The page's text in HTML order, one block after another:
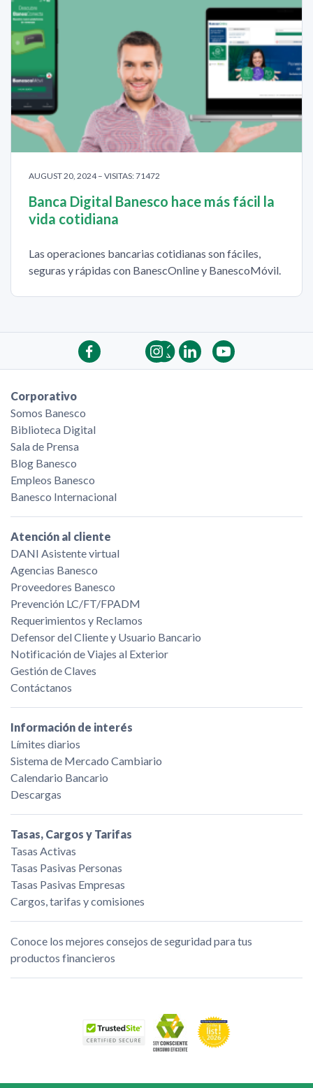
AUGUST 20, 2024 – VISITAS: 71472
Banca Digital Banesco hace más fácil la
vida cotidiana
Las operaciones bancarias cotidianas son fáciles,
seguras y rápidas con BanescOnline y BanescoMóvil.
Corporativo
Somos Banesco
Biblioteca Digital
Sala de Prensa
Blog Banesco
Empleos Banesco
Banesco Internacional
Atención al cliente
DANI Asistente virtual
Agencias Banesco
Proveedores Banesco
Prevención LC/FT/FPADM
Requerimientos y Reclamos
Defensor del Cliente y Usuario Bancario
Notificación de Viajes al Exterior
Gestión de Claves
Contáctanos
Información de interés
Límites diarios
Sistema de Mercado Cambiario
Calendario Bancario
Descargas
Tasas, Cargos y Tarifas
Tasas Activas
Tasas Pasivas Personas
Tasas Pasivas Empresas
Cargos, tarifas y comisiones
Conoce los mejores consejos de seguridad para tus
productos financieros